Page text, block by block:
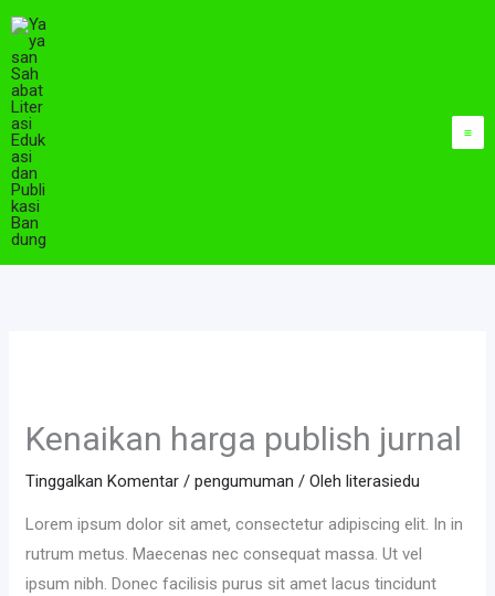
Lewati
konten
Kenaikan harga publish jurnal
Tinggalkan Komentar /pengumuman / Olehliterasiedu
Lorem ipsum dolor sit amet, consectetur adipiscing elit. In in
rutrum metus. Maecenas nec consequat massa. Ut vel
ipsum nibh. Donec facilisis purus sit amet lacus tincidunt